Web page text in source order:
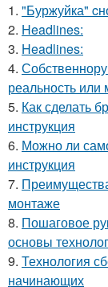
1. "Буржуйка"
2. Headlines:
3. Headlines:
4.
реальность
5. Как сделать
инструкция
6. Можно ли
инструкция
7.
монтаже
8. Пошаговое
основы
9. Технология
начинающих